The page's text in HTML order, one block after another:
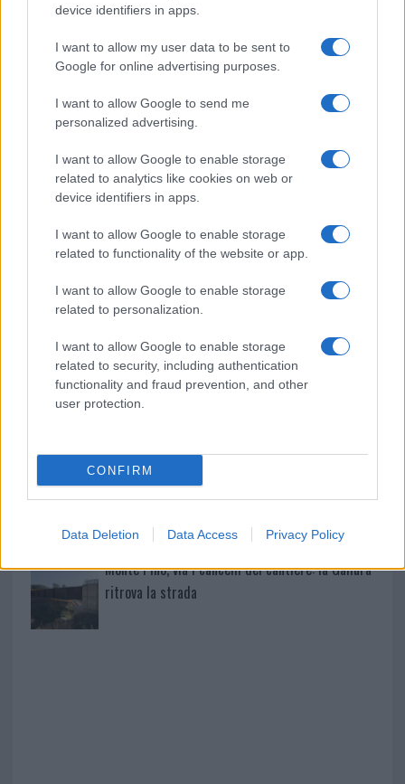
device identifiers in apps.
I want to allow my user data to be sent to
Google for online advertising purposes.
I want to allow Google to send me
personalized advertising.
I want to allow Google to enable storage
related to analytics like cookies on web or
device identifiers in apps.
I want to allow Google to enable storage
related to functionality of the website or app.
I want to allow Google to enable storage
related to personalization.
I want to allow Google to enable storage
related to security, including authentication
functionality and fraud prevention, and other
user protection.
CONFIRM
Data Deletion Data Access Privacy Policy
o
o
k
r st A
p
p
NOTIZIE RECENTI
Michelle Hunziker in Gallura, bella anche dal
vivo: un amico vip svela come fa
Calangianus, dopo le polemiche il centro
accoglienza minori chiude
Olbia, divieto di sosta contro spaccio e degrado:
esplode la protesta
Pausa caffè impeccabile: come scegliere la
soluzione ideale per la casa e l’ufficio
Monte Pino, la fine di un lungo dolore: storia e
Raid nelle campagne di Berchidda, rischio per
Monte Pino, via i cancelli del cantiere: la Gallura
ritrova la strada